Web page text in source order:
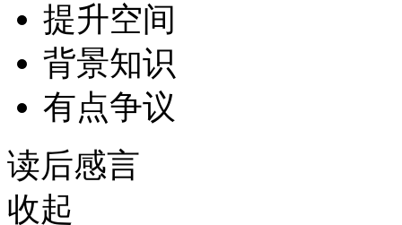
提升空间
背景知识
有点争议
读后感言
收起